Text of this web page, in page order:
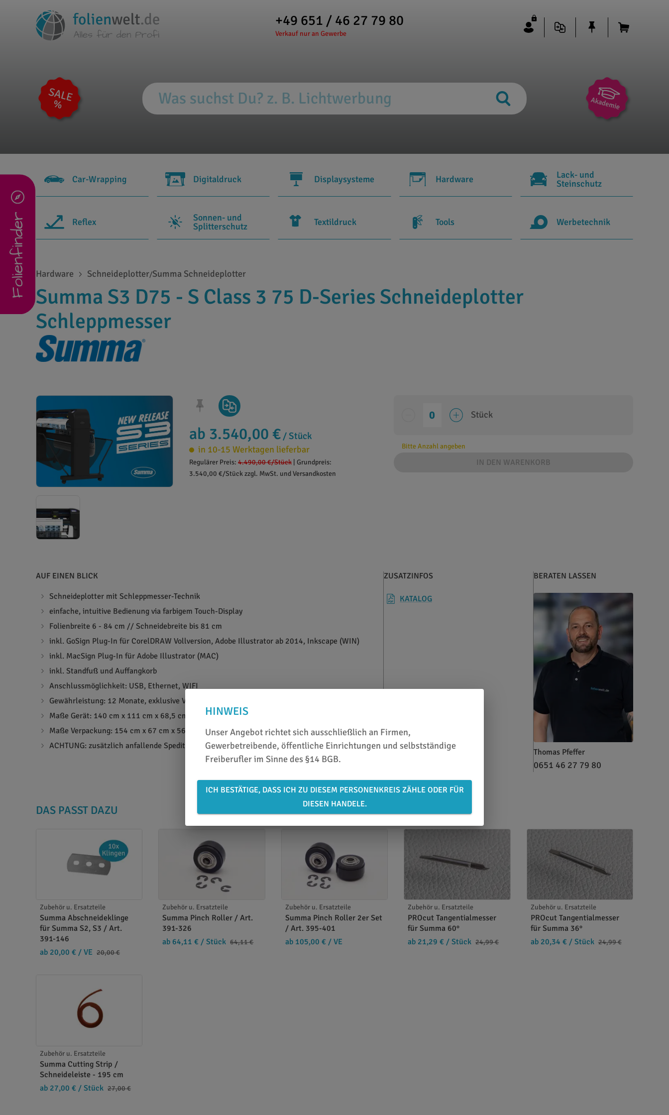
+49 651 / 46 27 79 80
Verkauf nur an Gewerbe
Car-Wrapping Digitaldruck Displaysysteme Hardware
Lack- und
Steinschutz
Reflex
Sonnen- und
Splitterschutz
Textildruck Tools Werbetechnik
Folienfinder Hardware Schneideplotter/Summa Schneideplotter
Summa S3 D75 - S Class 3 75 D-Series Schneideplotter
Schleppmesser
ab 3.540,00 € / Stück
in 10-15 Werktagen lieferbar
Regulärer Preis: 4.490,00 €/Stück Grundpreis:
3.540,00 €/Stück zzgl. MwSt. und Versandkosten
Stück
Bitte Anzahl angeben
IN DEN WARENKORB
AUF EINEN BLICK
Schneideplotter mit Schleppmesser-Technik
einfache, intuitive Bedienung via farbigem Touch-Display
Folienbreite 6 - 84 cm // Schneidebreite bis 81 cm
inkl. GoSign Plug-In für CorelDRAW Vollversion, Adobe Illustrator ab 2014, Inkscape (WIN)
inkl. MacSign Plug-In für Adobe Illustrator (MAC)
inkl. Standfuß und Auffangkorb
Anschlussmöglichkeit: USB, Ethernet, WIFI
Gewährleistung: 12 Monate, exklusive Verschleißteile
Maße Gerät: 140 cm x 111 cm x 68,5 cm - 49,5 kg
Maße Verpackung: 154 cm x 67 cm x 56 cm - 69 kg
ACHTUNG: zusätzlich anfallende Speditionskosten
ZUSATZINFOS
KATALOG
BERATEN LASSEN
Thomas Pfeffer
0651 46 27 79 80
DAS PASST DAZU
Zubehör u. Ersatzteile
Summa Abschneideklinge
für Summa S2, S3 / Art.
391-146
ab 20,00 € / VE 20,00 €
Zubehör u. Ersatzteile
Summa Pinch Roller / Art.
391-326
ab 64,11 € / Stück 64,11 €
Zubehör u. Ersatzteile
Summa Pinch Roller 2er Set
/ Art. 395-401
ab 105,00 € / VE
Zubehör u. Ersatzteile
PROcut Tangentialmesser
für Summa 60°
ab 21,29 € / Stück 24,99 €
Zubehör u. Ersatzteile
PROcut Tangentialmesser
für Summa 36°
ab 20,34 € / Stück 24,99 €
Zubehör u. Ersatzteile
Summa Cutting Strip /
Schneideleiste - 195 cm
ab 27,00 € / Stück 27,00 €
HINWEIS
Unser Angebot richtet sich ausschließlich an Firmen,
Gewerbetreibende, öffentliche Einrichtungen und selbstständige
Freiberufler im Sinne des §14 BGB.
ICH BESTÄTIGE, DASS ICH ZU DIESEM PERSONENKREIS ZÄHLE ODER FÜR
DIESEN HANDELE.